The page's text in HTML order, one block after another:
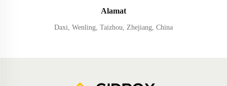
Alamat
Daxi, Wenling, Taizhou, Zhejiang, China